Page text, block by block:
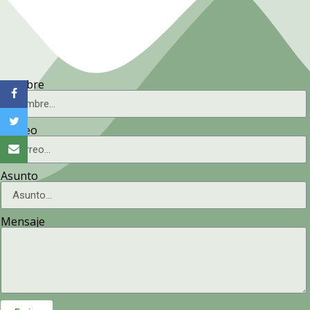
Nombre
Correo
Asunto
Mensaje